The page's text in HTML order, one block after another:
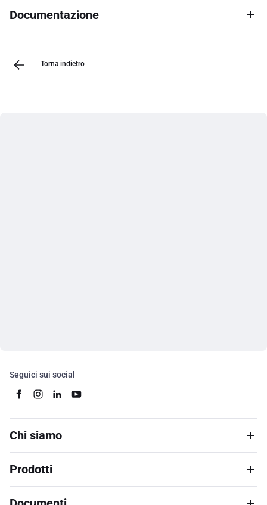
Documentazione
Torna indietro
Seguici sui social
Chi siamo
Prodotti